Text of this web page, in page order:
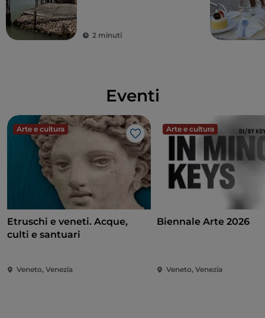
2 minuti
Eventi
Arte e cultura
Like
Etruschi e veneti. Acque,
culti e santuari
Veneto, Venezia
Arte e cultura
Biennale Arte 2026
Veneto, Venezia